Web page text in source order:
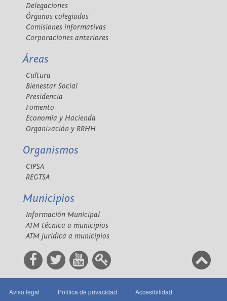
Delegaciones
Órganos colegiados
Comisiones informativas
Corporaciones anteriores
Áreas
Cultura
Bienestar Social
Presidencia
Fomento
Economía y Hacienda
Organización y RRHH
Organismos
CIPSA
REGTSA
Municipios
Información Municipal
ATM técnica a municipios
ATM jurídica a municipios
Aviso legal Política de privacidad Accesibilidad